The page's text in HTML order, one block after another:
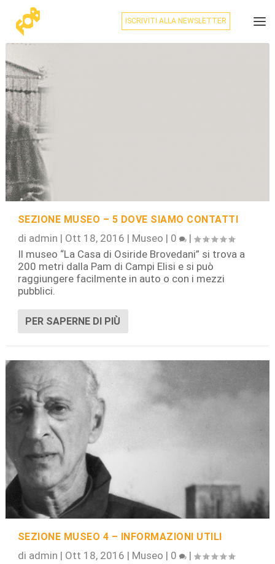
ISCRIVITI ALLA NEWSLETTER
SEZIONE MUSEO – 5 DOVE SIAMO CONTATTI
di admin | Ott 18, 2016 | Museo | 0
|
Il museo “La Casa di Osiride Brovedani” si trova a
200 metri dalla Pam di Campi Elisi e si può
raggiungere facilmente in auto o con i mezzi
pubblici.
PER SAPERNE DI PIÙ
SEZIONE MUSEO 4 – INFORMAZIONI UTILI
di admin | Ott 18, 2016 | Museo | 0
|